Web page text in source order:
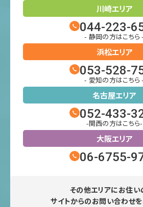
川崎エリア
044-223-
- 静岡の方はこちら -
浜松エリア
053-528-
- 愛知の方はこちら -
名古屋エリア
052-433-
-関西の方はこちら-
大阪エリア
06-6755-
その他エリアにお住い
サイトからのお問い合わせ